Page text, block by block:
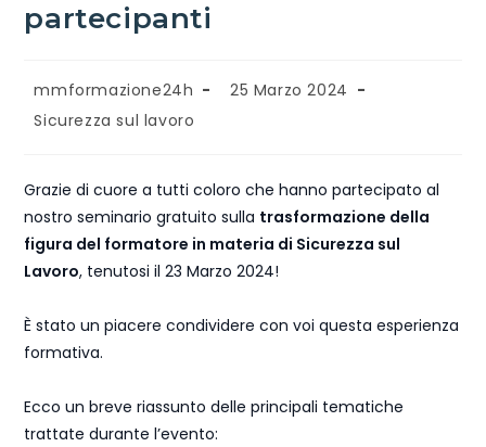
partecipanti
mmformazione24h
25 Marzo 2024
Sicurezza sul lavoro
Grazie di cuore a tutti coloro che hanno partecipato al
nostro seminario gratuito sulla trasformazione della
figura del formatore in materia di Sicurezza sul
Lavoro, tenutosi il 23 Marzo 2024!
È stato un piacere condividere con voi questa esperienza
formativa.
Ecco un breve riassunto delle principali tematiche
trattate durante l’evento: